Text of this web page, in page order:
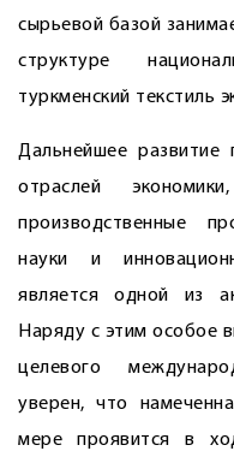
сырьевой базой
структуре
туркменский текстиль
Дальнейшее развитие
отраслей
производственные
науки и
является одной из
Наряду с этим особое
целевого
уверен, что
мере проявится в